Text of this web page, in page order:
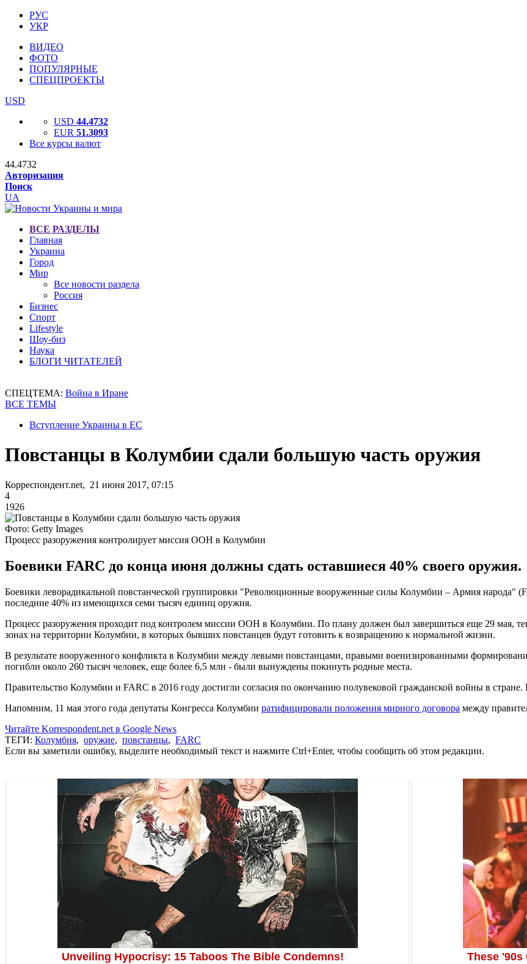
РУС
УКР
ВИДЕО
ФОТО
ПОПУЛЯРНЫЕ
СПЕЦПРОЕКТЫ
USD
USD 44.4732
EUR 51.3093
Все курсы валют
44.4732
Авторизация
Поиск
UA
ВСЕ РАЗДЕЛЫ
Главная
Украина
Город
Мир
Все новости раздела
Россия
Бизнес
Спорт
Lifestyle
Шоу-биз
Наука
БЛОГИ ЧИТАТЕЛЕЙ
СПЕЦТЕМА: Война в Иране
ВСЕ ТЕМЫ
Вступление Украины в ЕС
Повстанцы в Колумбии сдали большую часть оружия
Корреспондент.net, 21 июня 2017, 07:15
4
1926
Фото: Getty Images
Процесс разоружения контролирует миссия ООН в Колумбии
Боевики FARC до конца июня должны сдать оставшиеся 40% своего оружия.
Боевики леворадикальной повстанческой группировки "Революционные вооруженные силы Колумбии – Армия народа"
последние 40% из имеющихся семи тысяч единиц оружия.
Процесс разоружения проходит под контролем миссии ООН в Колумбии. По плану должен был завершиться еще 29 мая,
зонах на территории Колумбии, в которых бывших повстанцев будут готовить к возвращению к нормальной жизни.
В результате вооруженного конфликта в Колумбии между левыми повстанцами, правыми военизированными
погибли около 260 тысяч человек, еще более 6,5 млн - были вынуждены покинуть родные места.
Правительство Колумбии и FARC в 2016 году достигли согласия по окончанию полувековой гражданской войны в
Напомним, 11 мая этого года депутаты Конгресса Колумбии ратифицировали положения мирного договора между
Читайте Korrespondent.net в Google News
ТЕГИ: Колумбия, оружие, повстанцы, FARC
Если вы заметили ошибку, выделите необходимый текст и нажмите Ctrl+Enter, чтобы сообщить об этом редакции.